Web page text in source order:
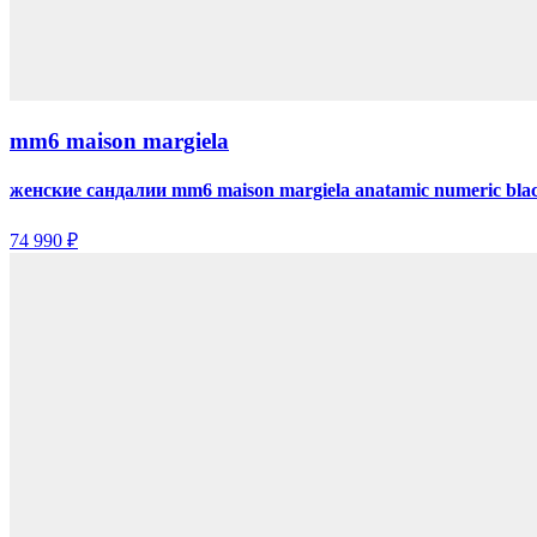
mm6 maison margiela
женские сандалии mm6 maison margiela anatamic numeric
74 990 ₽